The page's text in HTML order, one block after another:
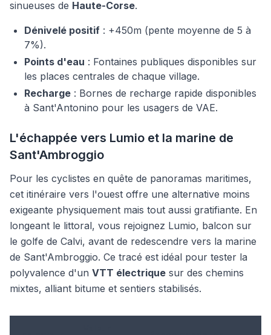
sinueuses de Haute-Corse.
Dénivelé positif : +450m (pente moyenne de 5 à
7%).
Points d'eau : Fontaines publiques disponibles sur
les places centrales de chaque village.
Recharge : Bornes de recharge rapide disponibles
à Sant'Antonino pour les usagers de VAE.
L'échappée vers Lumio et la marine de
Sant'Ambroggio
Pour les cyclistes en quête de panoramas maritimes,
cet itinéraire vers l'ouest offre une alternative moins
exigeante physiquement mais tout aussi gratifiante. En
longeant le littoral, vous rejoignez Lumio, balcon sur
le golfe de Calvi, avant de redescendre vers la marine
de Sant'Ambroggio. Ce tracé est idéal pour tester la
polyvalence d'un VTT électrique sur des chemins
mixtes, alliant bitume et sentiers stabilisés.